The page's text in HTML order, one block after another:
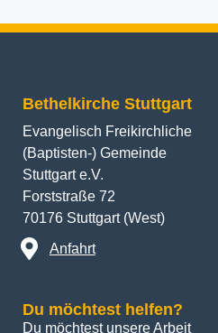
Bethelkirche Stuttgart
Evangelisch Freikirchliche
(Baptisten-) Gemeinde
Stuttgart e.V.
Forststraße 72
70176 Stuttgart (West)
Anfahrt
Du möchtest helfen?
Du möchtest unsere Arbeit